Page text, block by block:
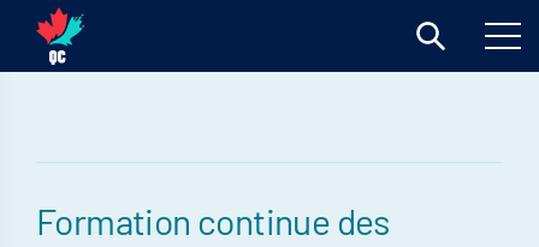
Formation continue des